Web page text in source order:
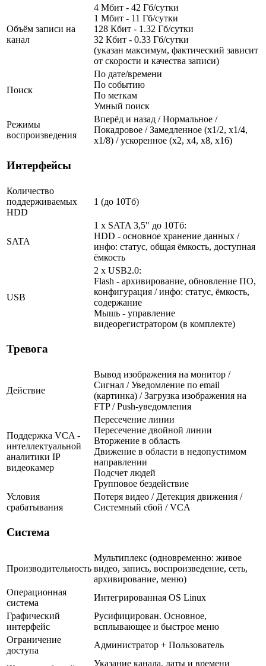
Объём записи на
канал
4 Мбит - 42 Гб/сутки
1 Мбит - 11 Гб/сутки
128 Кбит - 1.32 Гб/сутки
32 Кбит - 0.33 Гб/сутки
(указан максимум, фактический зависит
от скорости и качества записи)
Поиск
По дате/времени
По событию
По меткам
Умный поиск
Режимы
воспроизведения
Вперёд и назад / Нормальное /
Покадровое / Замедленное (х1/2, х1/4,
х1/8) / ускоренное (х2, х4, х8, х16)
Интерфейсы
Количество
поддерживаемых
HDD
1 (до 10Тб)
SATA
1 x SATA 3,5" до 10Тб:
HDD - основное хранение данных /
инфо: статус, общая ёмкость, доступная
ёмкость
USB
2 x USB2.0:
Flash - архивирование, обновление ПО,
конфигурация / инфо: статус, ёмкость,
содержание
Мышь - управление
видеорегистратором (в комплекте)
Тревога
Действие
Вывод изображения на монитор /
Сигнал / Уведомление по email
(картинка) / Загрузка изображения на
FTP / Push-уведомления
Поддержка VCA -
интеллектуальной
аналитики IP
видеокамер
Пересечение линии
Пересечение двойной линии
Вторжение в область
Движение в области в недопустимом
направлении
Подсчет людей
Групповое бездействие
Условия
срабатывания
Потеря видео / Детекция движения /
Системный сбой / VCA
Система
Производительность
Мультиплекс (одновременно: живое
видео, запись, воспроизведение, сеть,
архивирование, меню)
Операционная
система
Интегрированная OS Linux
Графический
интерфейс
Русифицирован. Основное,
всплывающее и быстрое меню
Ограничение
доступа
Администратор + Пользователь
Указание канала, даты и времени